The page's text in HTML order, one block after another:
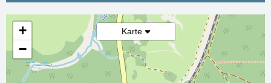
Karte
+
−